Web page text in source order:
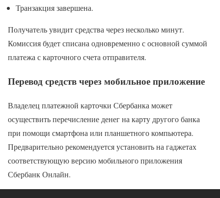
Транзакция завершена.
Получатель увидит средства через несколько минут.
Комиссия будет списана одновременно с основной суммой
платежа с карточного счета отправителя.
Перевод средств через мобильное приложение
Владелец платежной карточки Сбербанка может
осуществить перечисление денег на карту другого банка
при помощи смартфона или планшетного компьютера.
Предварительно рекомендуется установить на гаджетах
соответствующую версию мобильного приложения
Сбербанк Онлайн.